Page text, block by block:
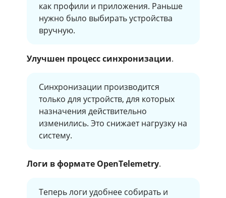
как профили и приложения. Раньше
нужно было выбирать устройства
вручную.
Улучшен процесс синхронизации.
Синхронизации производится
только для устройств, для которых
назначения действительно
изменились. Это снижает нагрузку на
систему.
Логи в формате OpenTelemetry.
Теперь логи удобнее собирать и